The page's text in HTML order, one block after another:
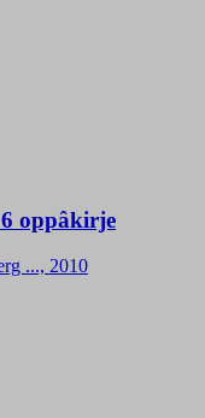
oppâkirje
..., 2010